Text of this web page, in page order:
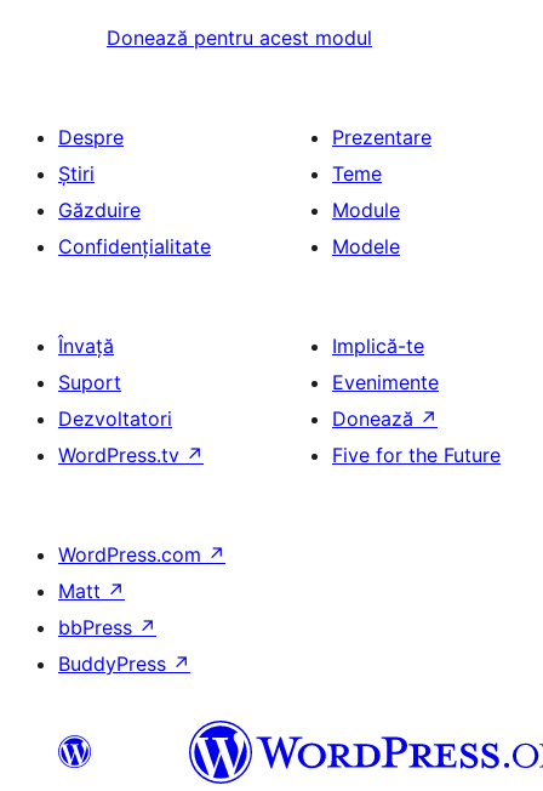
Donează pentru acest modul
Despre
Știri
Găzduire
Confidențialitate
Prezentare
Teme
Module
Modele
Învață
Suport
Dezvoltatori
WordPress.tv ↗
Implică-te
Evenimente
Donează ↗
Five for the Future
WordPress.com ↗
Matt ↗
bbPress ↗
BuddyPress ↗